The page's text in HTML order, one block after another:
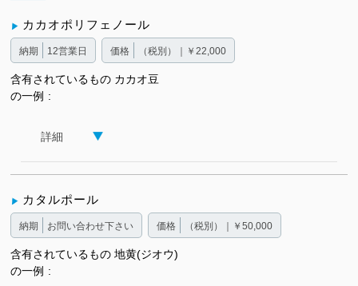
カカオポリフェノール
納期 12営業日 価格 （税別）｜￥22,000
含有されているもの
の一例
カカオ豆
詳細
カタルポール
納期 お問い合わせ下さい 価格 （税別）｜￥50,000
含有されているもの
の一例
地黄(ジオウ)